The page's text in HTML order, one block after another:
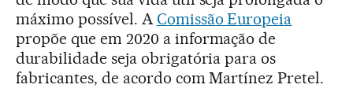
máximo possível. A Comissão Europeia
propõe que em 2020 a informação de
durabilidade seja obrigatória para os
fabricantes, de acordo com Martínez Pretel.